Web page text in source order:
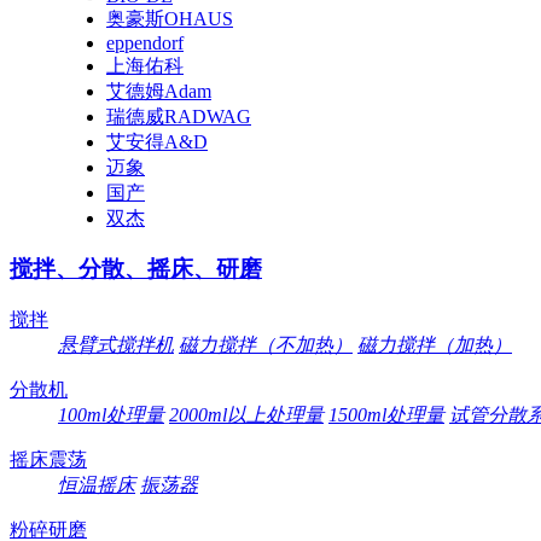
奥豪斯OHAUS
eppendorf
上海佑科
艾德姆Adam
瑞德威RADWAG
艾安得A&D
迈象
国产
双杰
搅拌、分散、摇床、研磨
搅拌
悬臂式搅拌机 磁力搅拌（不加热） 磁力搅拌（加热）
分散机
100ml处理量 2000ml以上处理量 1500ml处理量 试管分散
摇床震荡
恒温摇床 振荡器
粉碎研磨